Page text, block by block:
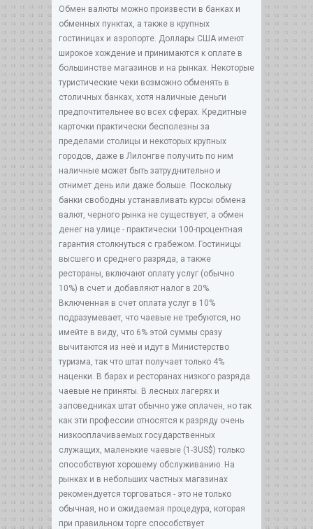
Обмен валюты можно произвести в банках и
обменных пунктах, а также в крупных
гостиницах и аэропорте. Доллары США имеют
широкое хождение и принимаются к оплате в
большинстве магазинов и на рынках. Некоторые
туристические чеки возможно обменять в
столичных банках, хотя наличные деньги
предпочтительнее во всех сферах. Кредитные
карточки практически бесполезны за
пределами столицы и некоторых крупных
городов, даже в Лилонгве получить по ним
наличные может быть затруднительно и
отнимет день или даже больше. Поскольку
банки свободны устанавливать курсы обмена
валют, черного рынка не существует, а обмен
денег на улице - практически 100-процентная
гарантия столкнуться с грабежом. Гостиницы
высшего и среднего разряда, а также
рестораны, включают оплату услуг (обычно
10%) в счет и добавляют налог в 20%.
Включенная в счет оплата услуг в 10%
подразумевает, что чаевые не требуются, но
имейте в виду, что 6% этой суммы сразу
вычитаются из неё и идут в Министерство
туризма, так что штат получает только 4%
наценки. В барах и ресторанах низкого разряда
чаевые не приняты. В лесных лагерях и
заповедниках штат обычно уже оплачен, но так
как эти профессии относятся к разряду очень
низкооплачиваемых государственных
служащих, маленькие чаевые (1-3US$) только
способствуют хорошему обслуживанию. На
рынках и в небольших частных магазинах
рекомендуется торговаться - это не только
обычная, но и ожидаемая процедура, которая
при правильном торге способствует